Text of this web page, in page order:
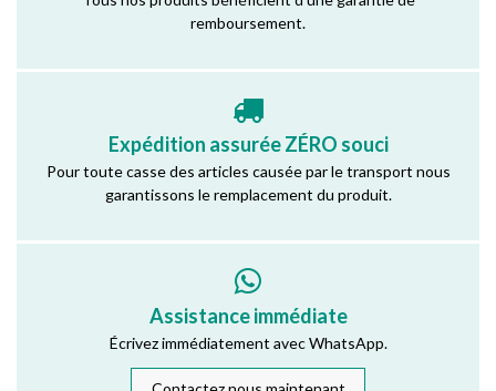
remboursement.
Expédition assurée ZÉRO souci
Pour toute casse des articles causée par le transport nous
garantissons le remplacement du produit.
Assistance immédiate
Écrivez immédiatement avec WhatsApp.